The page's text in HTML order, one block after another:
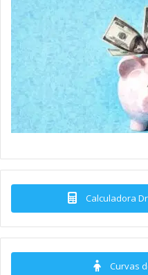
Calculadora
Curvas